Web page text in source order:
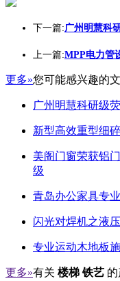
下一篇:广州明慧科
上一篇:MPP电力管
更多»您可能感兴趣的
广州明慧科研级
新型高效重型细
美阁门窗荣获铝
级
青岛办公家具专
闪光对焊机之液
专业运动木地板
更多»有关 楼梯 铁艺 的